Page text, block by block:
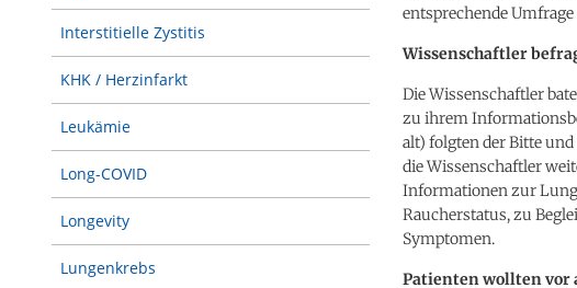
Interstitielle Zystitis
KHK / Herzinfarkt
Leukämie
Long-COVID
Longevity
Lungenkrebs
entsprechende
Wissenschaftler
Die Wissenschaftler
zu ihrem
alt) folgten der Bitte
die Wissenschaftler
Informationen zur
Raucherstatus, zu
Symptomen.
Patienten wollten vor